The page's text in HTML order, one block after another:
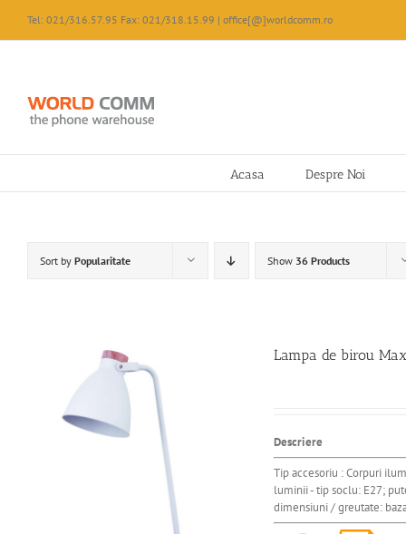
content
Tel: 021/316.57.95 Fax: 021/318.15.99 | office[@]worldcomm.ro
Acasa Despre Noi
Sort by Popularitate Show 36 Products
Lampa de birou
Descriere
Tip accesoriu : Corpuri
luminii - tip soclu: E27;
dimensiuni / greutate: